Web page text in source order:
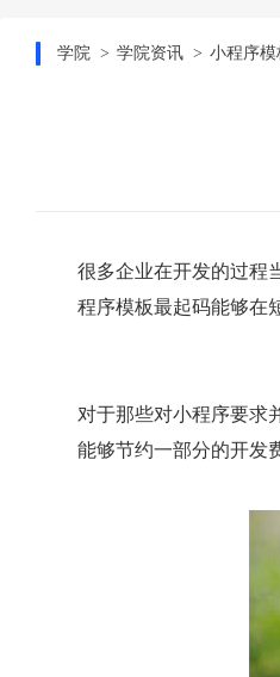
学院 学院资讯 小程序模
很多企业在开发的过程
程序模板最起码能够在
对于那些对小程序要求
能够节约一部分的开发